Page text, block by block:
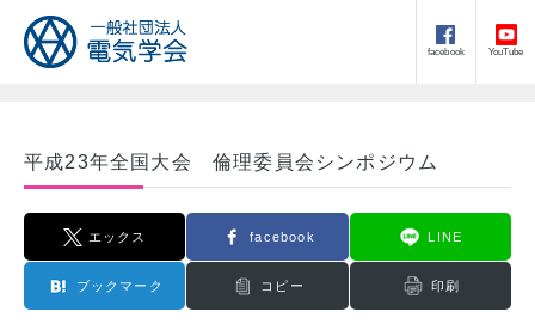
facebook YouTube
平成23年全国大会 倫理委員会シンポジウム
エックス facebook LINE
ブックマーク コピー 印刷